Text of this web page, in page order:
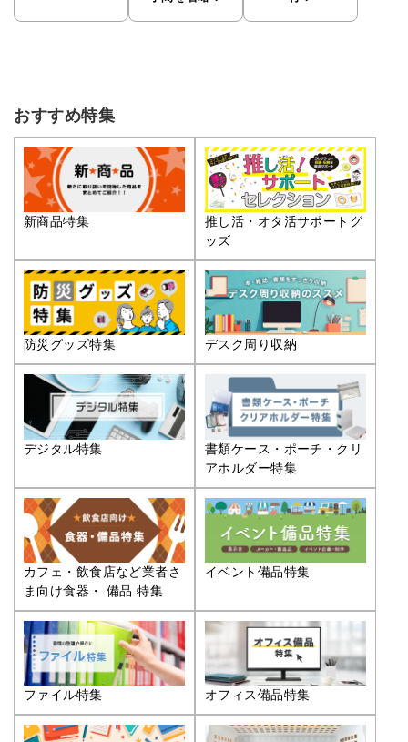
おすすめ特集
新商品特集
推し活・オタ活サポートグ
ッズ
防災グッズ特集 デスク周り収納
デジタル特集
書類ケース・ポーチ・クリ
アホルダー特集
カフェ・飲食店など業者さ
ま向け食器・ 備品 特集
イベント備品特集
ファイル特集 オフィス備品特集